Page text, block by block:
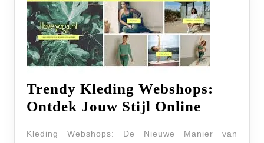
Trendy Kleding Webshops:
Ontdek Jouw Stijl Online
Kleding Webshops: De Nieuwe Manier van